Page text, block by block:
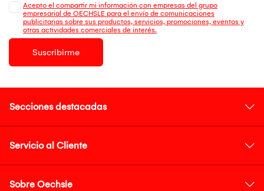
Acepto el compartir mi información con empresas del grupo
empresarial de OECHSLE para el envío de comunicaciones
publicitarias sobre sus productos, servicios, promociones, eventos y
otras actividades comerciales de interés.
Suscribirme
Secciones destacadas
Servicio al Cliente
Sobre Oechsle